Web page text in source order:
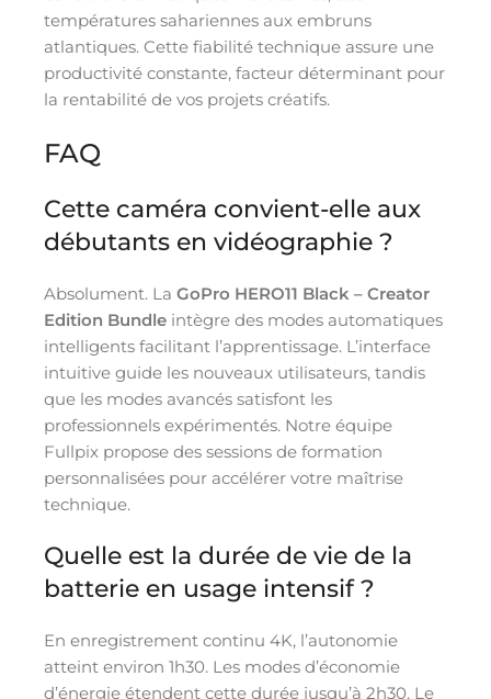
températures sahariennes aux embruns
atlantiques. Cette fiabilité technique assure une
productivité constante, facteur déterminant pour
la rentabilité de vos projets créatifs.
FAQ
Cette caméra convient-elle aux
débutants en vidéographie ?
Absolument. La GoPro HERO11 Black – Creator
Edition Bundle intègre des modes automatiques
intelligents facilitant l’apprentissage. L’interface
intuitive guide les nouveaux utilisateurs, tandis
que les modes avancés satisfont les
professionnels expérimentés. Notre équipe
Fullpix propose des sessions de formation
personnalisées pour accélérer votre maîtrise
technique.
Quelle est la durée de vie de la
batterie en usage intensif ?
En enregistrement continu 4K, l’autonomie
atteint environ 1h30. Les modes d’économie
d’énergie étendent cette durée jusqu’à 2h30. Le